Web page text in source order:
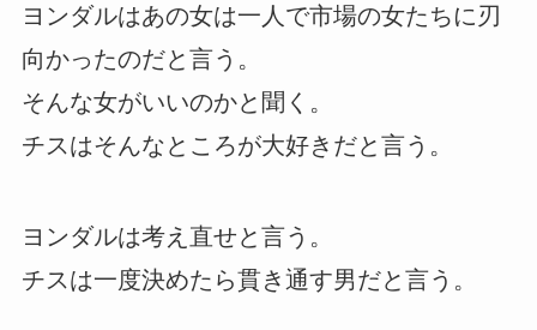
ヨンダルはあの女は一人で市場の女たちに刃
向かったのだと言う。
そんな女がいいのかと聞く。
チスはそんなところが大好きだと言う。
ヨンダルは考え直せと言う。
チスは一度決めたら貫き通す男だと言う。